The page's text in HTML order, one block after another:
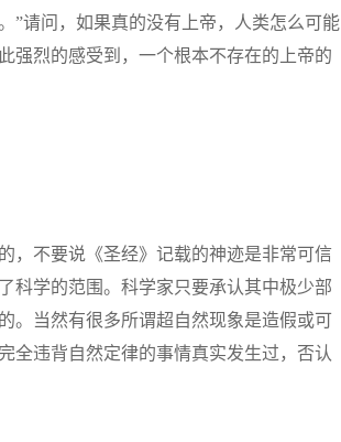
”请问，如果真的没有上帝，人类怎么可能
强烈的感受到，一个根本不存在的上帝的
，不要说《圣经》记载的神迹是非常可信
科学的范围。科学家只要承认其中极少部
。当然有很多所谓超自然现象是造假或可
全违背自然定律的事情真实发生过，否认